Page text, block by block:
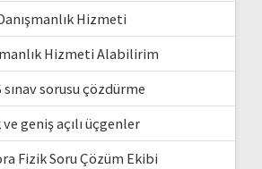
Hizmeti
Hizmeti Alabilirim
sınav sorusu çözdürme
geniş açılı üçgenler
Fizik Soru Çözüm Ekibi